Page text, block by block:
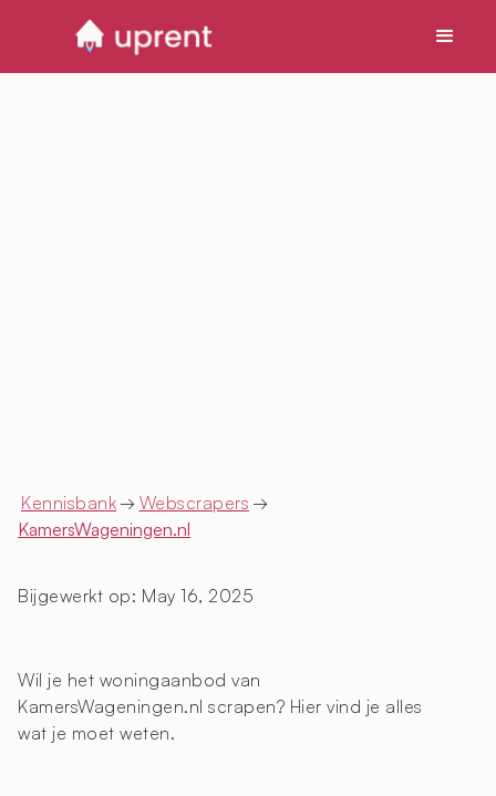
Kennisbank → Webscrapers →
KamersWageningen.nl
Bijgewerkt op: May 16, 2025
Wil je het woningaanbod van
KamersWageningen.nl scrapen? Hier vind je alles
wat je moet weten.